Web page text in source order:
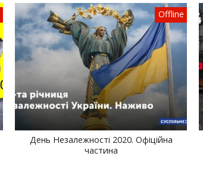
Offline
День Незалежності 2020. Офіційна
частина